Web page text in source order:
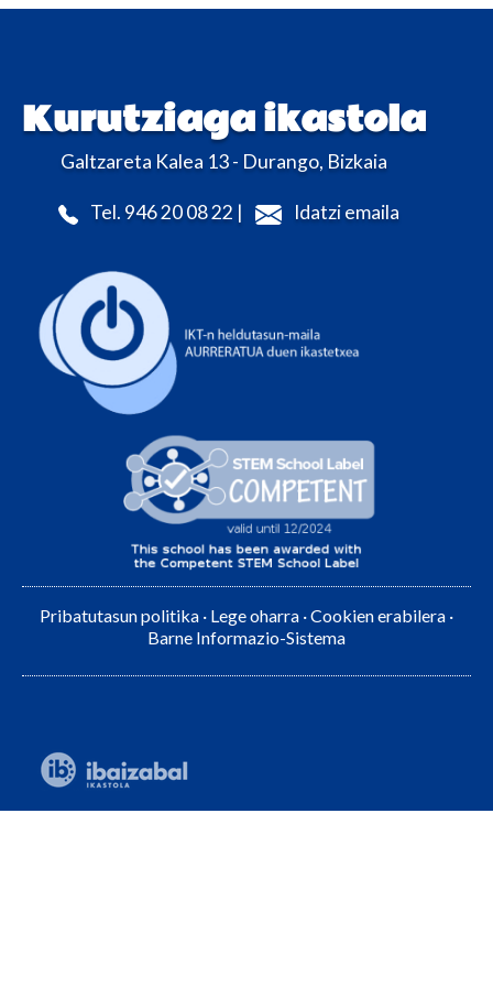
Kurutziaga ikastola
Galtzareta Kalea 13 - Durango, Bizkaia
Tel. 946 20 08 22 | Idatzi emaila
Pribatutasun politika · Lege oharra ·Cookien erabilera ·
Barne Informazio-Sistema